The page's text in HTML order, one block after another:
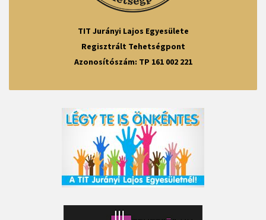
TIT Jurányi Lajos Egyesülete
Regisztrált Tehetségpont
Azonosítószám: TP 161 002 221